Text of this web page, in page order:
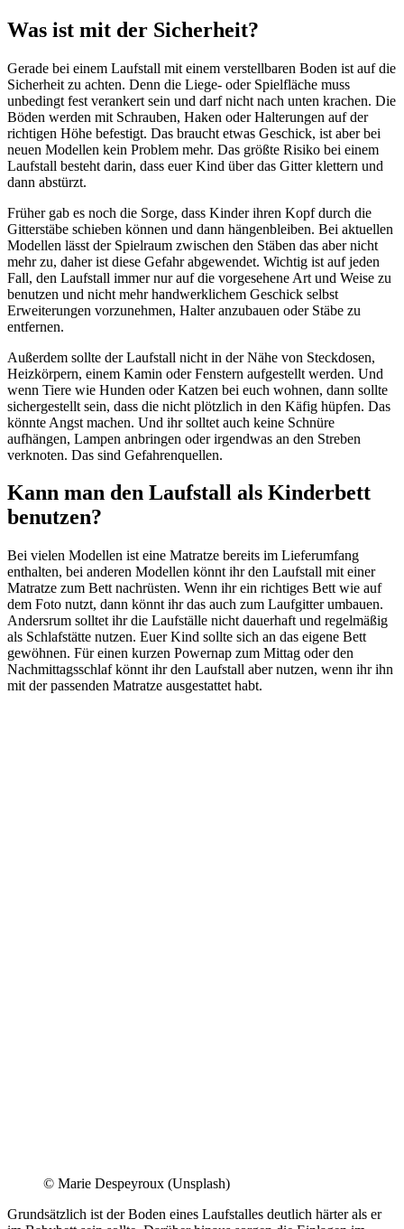
Was ist mit der Sicherheit?
Gerade bei einem Laufstall mit einem verstellbaren Boden ist auf die
Sicherheit zu achten. Denn die Liege- oder Spielfläche muss
unbedingt fest verankert sein und darf nicht nach unten krachen. Die
Böden werden mit Schrauben, Haken oder Halterungen auf der
richtigen Höhe befestigt. Das braucht etwas Geschick, ist aber bei
neuen Modellen kein Problem mehr. Das größte Risiko bei einem
Laufstall besteht darin, dass euer Kind über das Gitter klettern und
dann abstürzt.
Früher gab es noch die Sorge, dass Kinder ihren Kopf durch die
Gitterstäbe schieben können und dann hängenbleiben. Bei aktuellen
Modellen lässt der Spielraum zwischen den Stäben das aber nicht
mehr zu, daher ist diese Gefahr abgewendet. Wichtig ist auf jeden
Fall, den Laufstall immer nur auf die vorgesehene Art und Weise zu
benutzen und nicht mehr handwerklichem Geschick selbst
Erweiterungen vorzunehmen, Halter anzubauen oder Stäbe zu
entfernen.
Außerdem sollte der Laufstall nicht in der Nähe von Steckdosen,
Heizkörpern, einem Kamin oder Fenstern aufgestellt werden. Und
wenn Tiere wie Hunden oder Katzen bei euch wohnen, dann sollte
sichergestellt sein, dass die nicht plötzlich in den Käfig hüpfen. Das
könnte Angst machen. Und ihr solltet auch keine Schnüre
aufhängen, Lampen anbringen oder irgendwas an den Streben
verknoten. Das sind Gefahrenquellen.
Kann man den Laufstall als Kinderbett
benutzen?
Bei vielen Modellen ist eine Matratze bereits im Lieferumfang
enthalten, bei anderen Modellen könnt ihr den Laufstall mit einer
Matratze zum Bett nachrüsten. Wenn ihr ein richtiges Bett wie auf
dem Foto nutzt, dann könnt ihr das auch zum Laufgitter umbauen.
Andersrum solltet ihr die Laufställe nicht dauerhaft und regelmäßig
als Schlafstätte nutzen. Euer Kind sollte sich an das eigene Bett
gewöhnen. Für einen kurzen Powernap zum Mittag oder den
Nachmittagsschlaf könnt ihr den Laufstall aber nutzen, wenn ihr ihn
mit der passenden Matratze ausgestattet habt.
© Marie Despeyroux (Unsplash)
Grundsätzlich ist der Boden eines Laufstalles deutlich härter als er